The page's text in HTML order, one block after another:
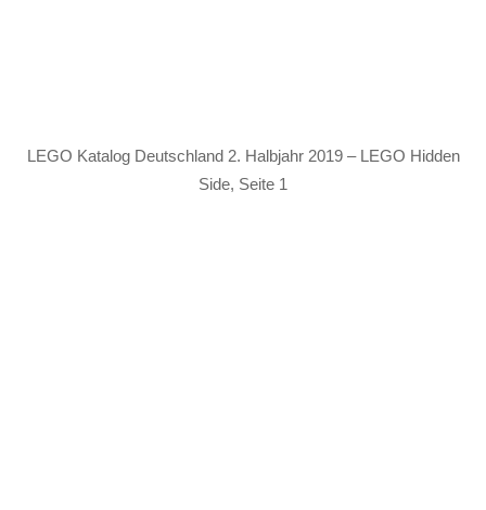
LEGO Katalog Deutschland 2. Halbjahr 2019 – LEGO Hidden
Side, Seite 1